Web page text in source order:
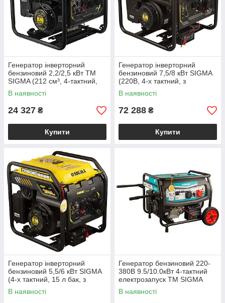
Генератор інверторний
бензиновий 2,2/2,5 кВт ТМ
SIGMA (212 см³, 4-тактний,
ручний запуск)
електрогенератор
В наявності
24 327 ₴
Купити
Генератор інверторний
бензиновий 7,5/8 кВт SIGMA
(220В, 4-х тактний, з
виведенням під АВР, бак 25
л)
В наявності
72 288 ₴
Купити
Генератор інверторний
бензиновий 5,5/6 кВт SIGMA
(4-х тактний, 15 л бак, з
виведенням під АВР)
електрогенератор
В наявності
Генератор бензиновий 220-
380В 9.5/10.0кВт 4-тактний
електрозапуск ТМ SIGMA
В наявності